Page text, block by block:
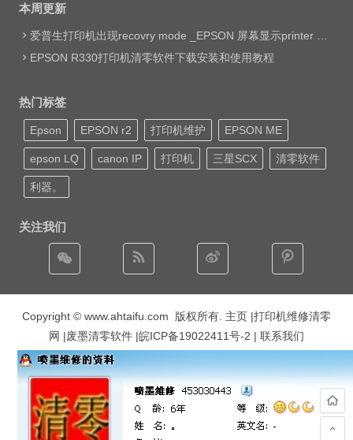
本周更新
爱普生打印机出现recovry mode _EPSON 屏幕显示printer mode set jig网络远程维修
EPSON R330打印机清零软件下载安装和使用教程
热门标签
Epson EPSON r2 打印机维护 EPSON ME
epson LQ canon IP 打印机 三星SCX 清零软件
利器。
关注我们
Copyright © www.ahtaifu.com 版权所有. 主页 |打印机维修清零
网 |废墨清零软件 |皖ICP备19022411号-2 | 联系我们